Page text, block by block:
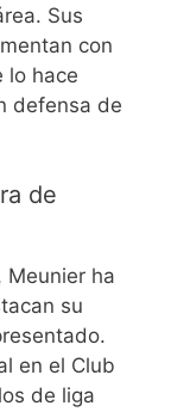
Sus
con
lo hace
defensa de
de
Meunier ha
su
en el Club
de liga